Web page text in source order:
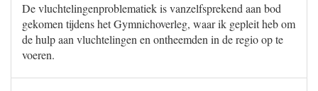
De vluchtelingenproblematiek is vanzelfsprekend aan bod
gekomen tijdens het Gymnichoverleg, waar ik gepleit heb om
de hulp aan vluchtelingen en ontheemden in de regio op te
voeren.